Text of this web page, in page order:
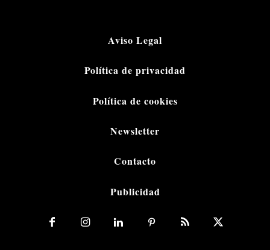
Aviso Legal
Política de privacidad
Política de cookies
Newsletter
Contacto
Publicidad